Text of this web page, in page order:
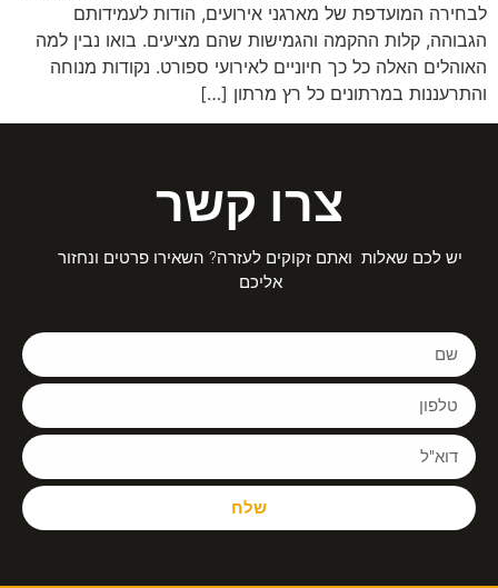
לבחירה המועדפת של מארגני אירועים, הודות לעמידותם
הגבוהה, קלות ההקמה והגמישות שהם מציעים. בואו נבין למה
האוהלים האלה כל כך חיוניים לאירועי ספורט. נקודות מנוחה
והתרעננות במרתונים כל רץ מרתון […]
צרו קשר
יש לכם שאלות ואתם זקוקים לעזרה? השאירו פרטים ונחזור
אליכם
שלח